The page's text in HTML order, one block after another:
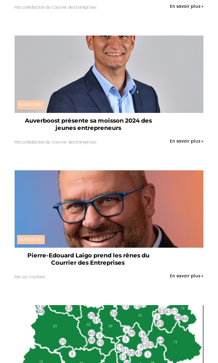
Par La Rédaction du Courrier des Entreprises En savoir plus »
AUVERGNE
Auverboost présente sa moisson 2024 des
jeunes entrepreneurs
Par La Rédaction du Courrier des Entreprises En savoir plus »
AUVERGNE
Pierre-Edouard Laigo prend les rênes du
Courrier des Entreprises
Par Lou Courbon En savoir plus »